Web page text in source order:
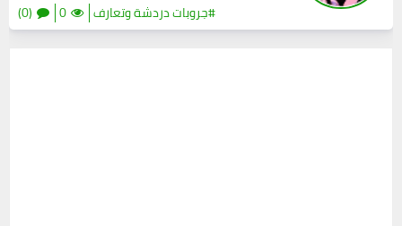
#جروبات دردشة وتعارف
0
(0)